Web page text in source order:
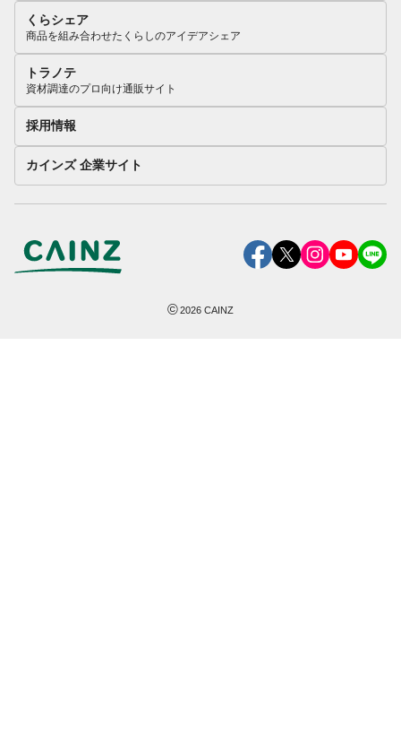
くらシェア
商品を組み合わせたくらしのアイデアシェア
トラノテ
資材調達のプロ向け通販サイト
採用情報
カインズ 企業サイト
©2026 CAINZ